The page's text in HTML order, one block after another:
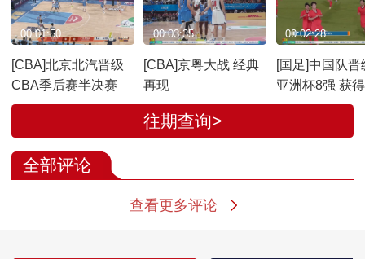
[CBA]北京北汽晋级
CBA季后赛半决赛
00:01:50
[CBA]京粤大战 经典
再现
00:03:35
[国足]中国队晋
亚洲杯8强 获
赛资格
00:02:28
往期查询>
全部评论
查看更多评论